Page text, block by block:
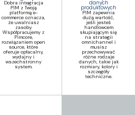
Dobra integracja
PIM z Twoją
platformą e-
commerce oznacza,
że uwalniasz
zasoby.
Współpracujemy z
Pimcore,
rozwiązaniem open
source, które
oferuje opłacalny,
wydajny i
wszechstronny
system.
danych
produktowych
PIM zapewnia
dużą wartość,
jeśli jesteś
handlowcem
skupiającym się
na strategii
omnichannel i
musisz
przechowywać
różne rodzaje
danych, takie jak
rozmiary, kolory i
szczegóły
techniczne.